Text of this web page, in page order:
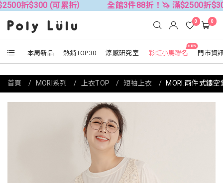
(可累折） 全館3件88折！🦄 滿$2500折$300 (可
本周新品 熱銷TOP30 涼感研究室
NEW
彩虹小馬聯名 門市資
0 0
首頁 MORI系列 上衣TOP 短袖上衣 MORI.兩件式鏤